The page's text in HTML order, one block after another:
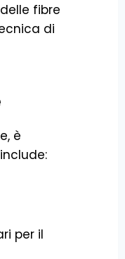
fibre
di
è
per il